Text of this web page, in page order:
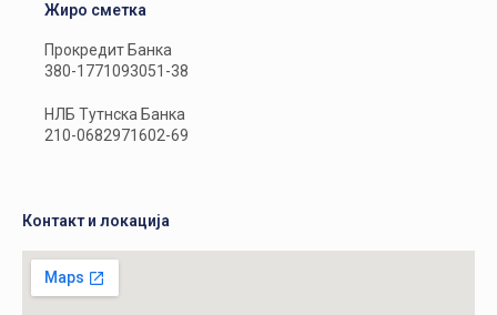
Жиро сметка
Прокредит Банка
380-1771093051-38
НЛБ Тутнска Банка
210-0682971602-69
Контакт и локација